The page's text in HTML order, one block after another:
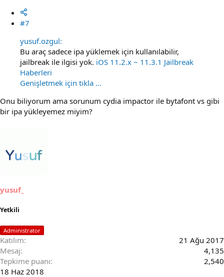
#7
yusuf.ozgul:
Bu araç sadece ipa yüklemek için kullanılabilir,
jailbreak ile ilgisi yok. iOS 11.2.x ~ 11.3.1 Jailbreak
Haberleri
Genişletmek için tıkla ...
Onu biliyorum ama sorunum cydia impactor ile bytafont vs gibi
bir ipa yükleyemez miyim?
yusuf_
Yetkili
Administrator
Katılım
21 Ağu 2017
Mesaj
4,135
Tepkime puanı
2,540
18 Haz 2018